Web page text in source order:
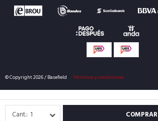
1 COMPRAR
© Copyright 2026 / Basefield Términos y condiciones